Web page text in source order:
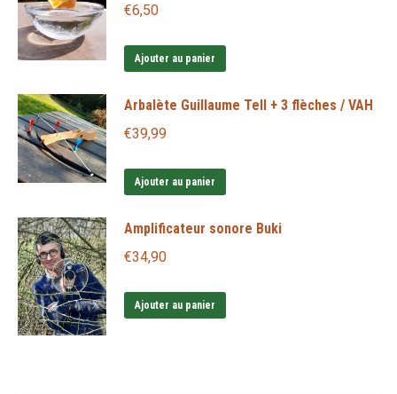
€6,50
Ajouter au panier
Arbalète Guillaume Tell + 3 flèches / VAH
€39,99
Ajouter au panier
Amplificateur sonore Buki
€34,90
Ajouter au panier